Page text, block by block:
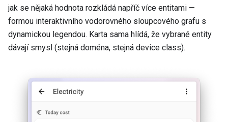
jak se nějaká hodnota rozkládá napříč více entitami —
formou interaktivního vodorovného sloupcového grafu s
dynamickou legendou. Karta sama hlídá, že vybrané entity
dávají smysl (stejná doména, stejná device class).